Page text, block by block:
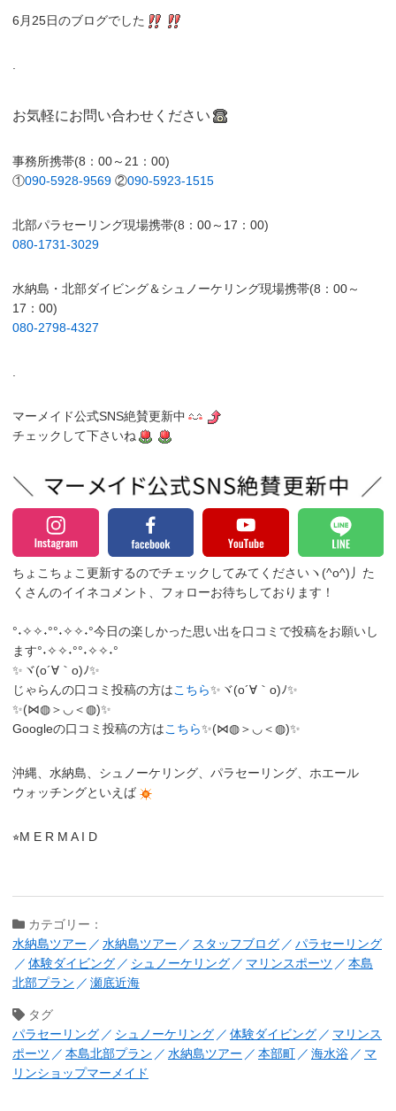
6月25日のブログでした
お気軽にお問い合わせください
事務所携帯(8：00～21：00)
①090-5928-9569 ②090-5923-1515
北部パラセーリング現場携帯(8：00～17：00)
080-1731-3029
水納島・北部ダイビング＆シュノーケリング現場携帯(8：00～
17：00)
080-2798-4327
マーメイド公式SNS絶賛更新中
チェックして下さいね
ちょこちょこ更新するのでチェックしてみてくださいヽ(^o^)丿 た
くさんのイイネコメント、フォローお待ちしております！
°˖✧✧˖°°˖✧✧˖°今日の楽しかった思い出を口コミで投稿をお願いし
ます°˖✧✧˖°°˖✧✧˖°
✨ヾ(o´∀｀o)ﾉ✨
じゃらんの口コミ投稿の方はこちら✨ヾ(o´∀｀o)ﾉ✨
✨(⋈◍＞◡＜◍)✨
Googleの口コミ投稿の方はこちら✨(⋈◍＞◡＜◍)✨
沖縄、水納島、シュノーケリング、パラセーリング、ホエール
ウォッチングといえば
⭐︎M E R M A I D
カテゴリー：
水納島ツアー
水納島ツアー スタッフブログ
パラセーリング
体験ダイビング
シュノーケリング マリンスポーツ
本島
北部プラン
瀬底近海
タグ
パラセーリング
シュノーケリング 体験ダイビング
マリンス
ポーツ
本島北部プラン 水納島ツアー 本部町 海水浴
マ
リンショップマーメイド